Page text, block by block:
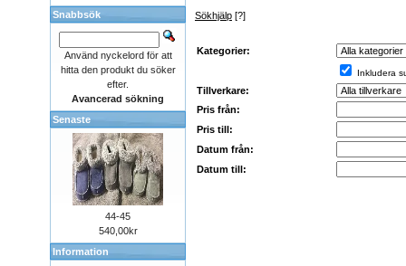
Sökhjälp [?]
Kategorier:
Inkludera
Tillverkare:
Pris från:
Pris till:
Datum från:
Datum till:
Snabbsök
Använd nyckelord för att
hitta den produkt du söker
efter.
Avancerad sökning
Senaste
44-45
540,00kr
Information